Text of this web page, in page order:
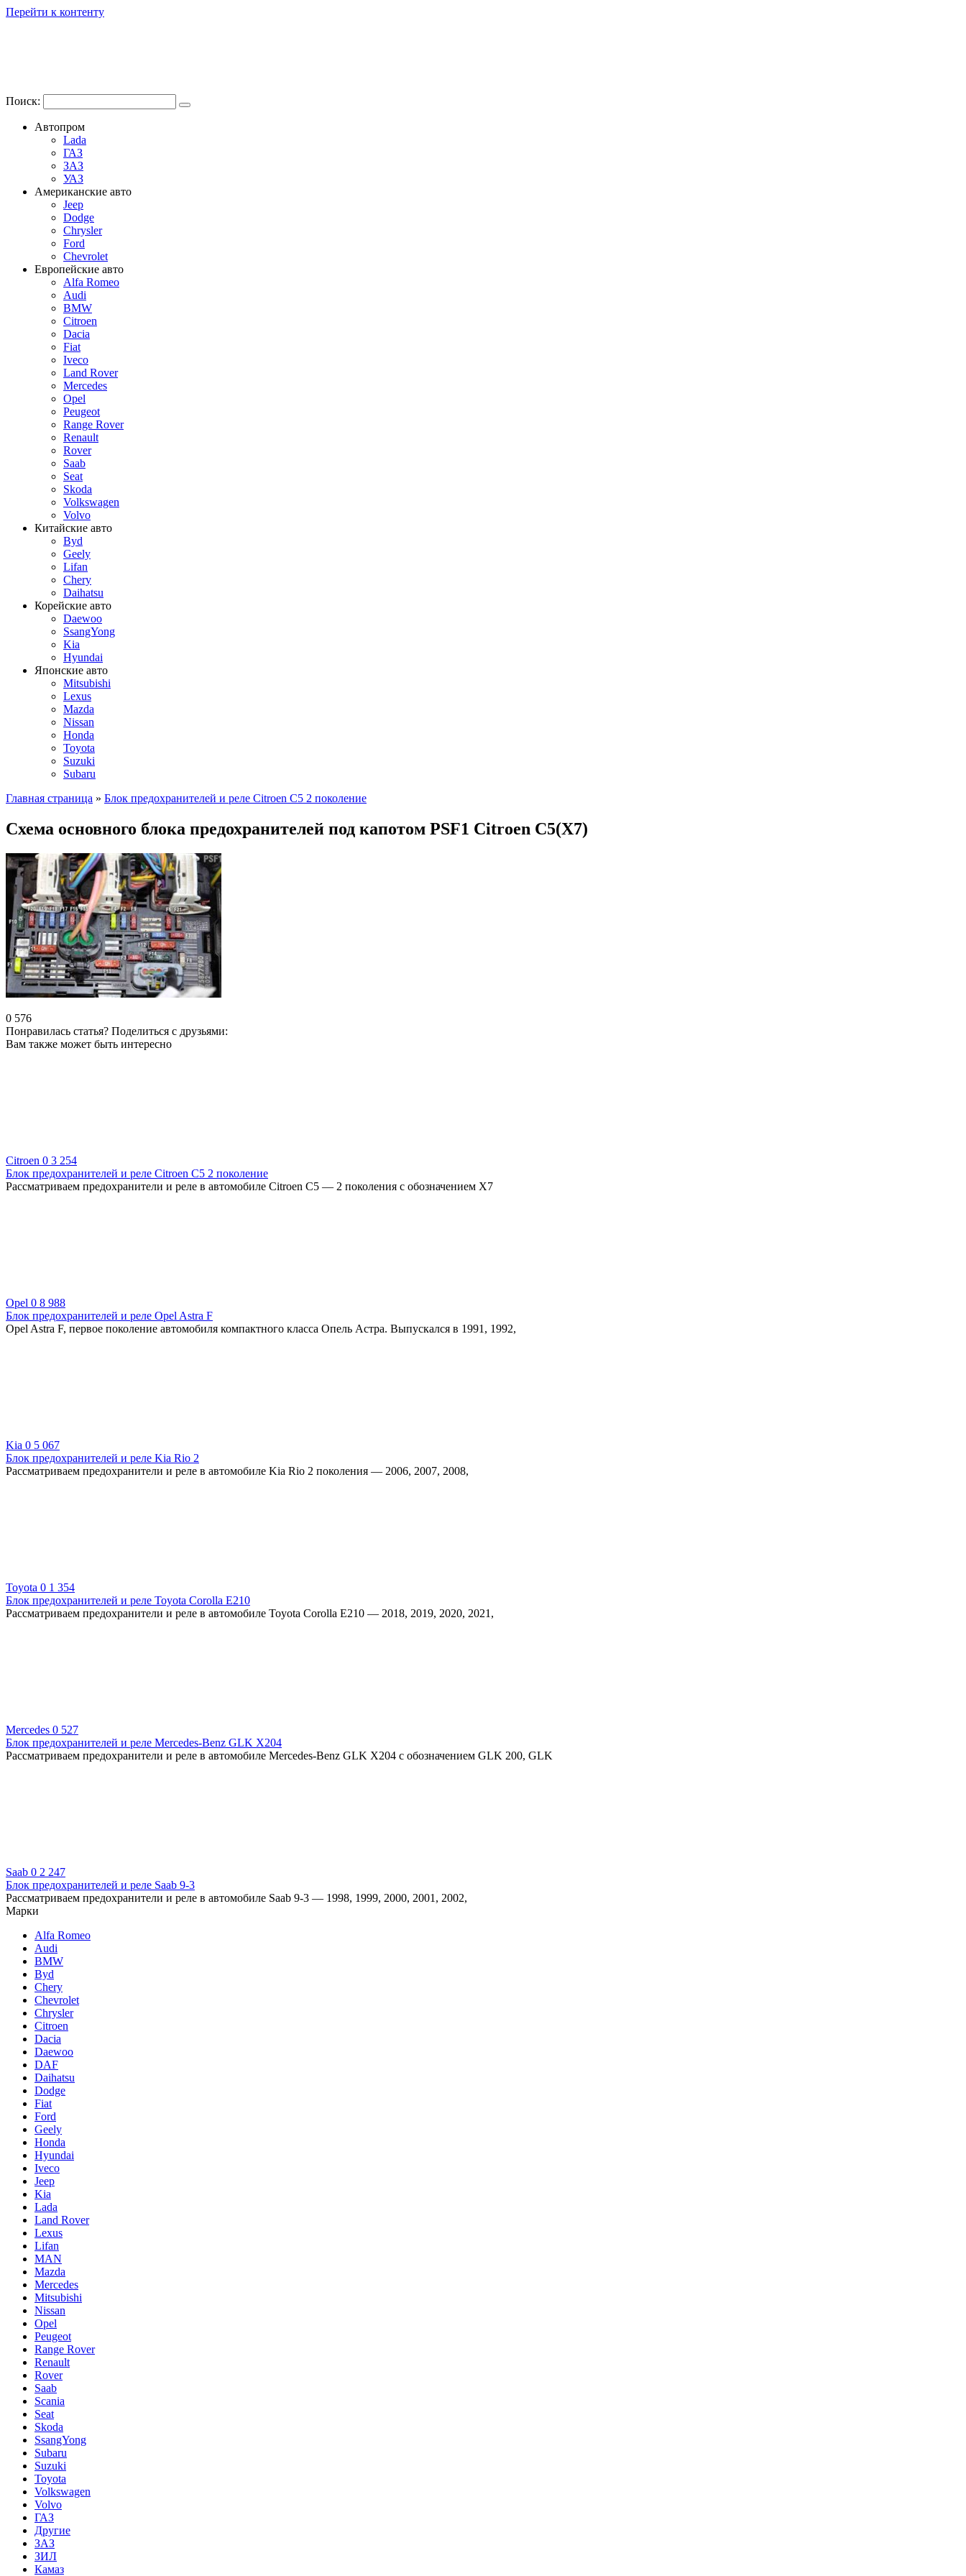
Перейти к контенту
Поиск:
Автопром
Lada
ГАЗ
ЗАЗ
УАЗ
Американские авто
Jeep
Dodge
Chrysler
Ford
Chevrolet
Европейские авто
Alfa Romeo
Audi
BMW
Citroen
Dacia
Fiat
Iveco
Land Rover
Mercedes
Opel
Peugeot
Range Rover
Renault
Rover
Saab
Seat
Skoda
Volkswagen
Volvo
Китайские авто
Byd
Geely
Lifan
Chery
Daihatsu
Корейские авто
Daewoo
SsangYong
Kia
Hyundai
Японские авто
Mitsubishi
Lexus
Mazda
Nissan
Honda
Toyota
Suzuki
Subaru
Главная страница » Блок предохранителей и реле Citroen C5 2 поколение
Схема основного блока предохранителей под капотом PSF1 Citroen C5(Х7)
0 576
Понравилась статья? Поделиться с друзьями:
Вам также может быть интересно
Citroen 0 3 254
Блок предохранителей и реле Citroen C5 2 поколение
Рассматриваем предохранители и реле в автомобиле Citroen C5 — 2 поколения с обозначением Х7
Opel 0 8 988
Блок предохранителей и реле Opel Astra F
Opel Astra F, первое поколение автомобиля компактного класса Опель Астра. Выпускался в 1991, 1992,
Kia 0 5 067
Блок предохранителей и реле Kia Rio 2
Рассматриваем предохранители и реле в автомобиле Kia Rio 2 поколения — 2006, 2007, 2008,
Toyota 0 1 354
Блок предохранителей и реле Toyota Corolla E210
Рассматриваем предохранители и реле в автомобиле Toyota Corolla E210 — 2018, 2019, 2020, 2021,
Mercedes 0 527
Блок предохранителей и реле Mercedes-Benz GLK X204
Рассматриваем предохранители и реле в автомобиле Mercedes-Benz GLK X204 с обозначением GLK 200, GLK
Saab 0 2 247
Блок предохранителей и реле Saab 9-3
Рассматриваем предохранители и реле в автомобиле Saab 9-3 — 1998, 1999, 2000, 2001, 2002,
Марки
Alfa Romeo
Audi
BMW
Byd
Chery
Chevrolet
Chrysler
Citroen
Dacia
Daewoo
DAF
Daihatsu
Dodge
Fiat
Ford
Geely
Honda
Hyundai
Iveco
Jeep
Kia
Lada
Land Rover
Lexus
Lifan
MAN
Mazda
Mercedes
Mitsubishi
Nissan
Opel
Peugeot
Range Rover
Renault
Rover
Saab
Scania
Seat
Skoda
SsangYong
Subaru
Suzuki
Toyota
Volkswagen
Volvo
ГАЗ
Другие
ЗАЗ
ЗИЛ
Камаз